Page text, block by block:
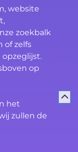
website
zoekbalk
of zelfs
op
het
zullen de